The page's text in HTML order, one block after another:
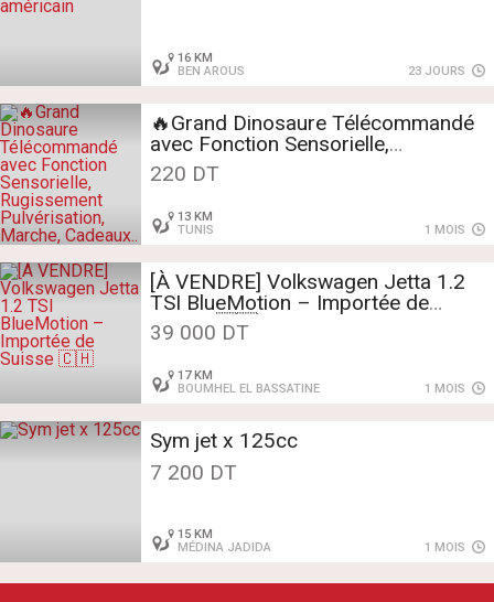
16 KM
BEN AROUS
23 JOURS
🔥Grand Dinosaure Télécommandé
avec Fonction Sensorielle,
Rugissement Pulvérisation, Marche,
Cadeaux..
220 DT
13 KM
TUNIS
1 MOIS
[À VENDRE] Volkswagen Jetta 1.2
TSI BlueMotion – Importée de
Suisse 🇨🇭
39 000 DT
17 KM
BOUMHEL EL BASSATINE
1 MOIS
Sym jet x 125cc
7 200 DT
15 KM
MÉDINA JADIDA
1 MOIS